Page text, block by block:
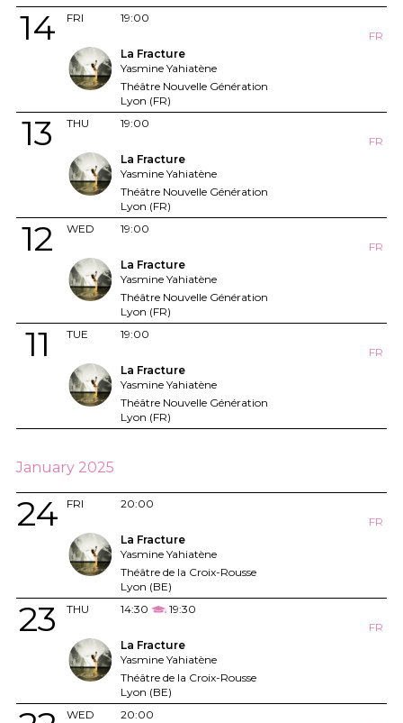
FRI
14
19:00
FR
La Fracture
Yasmine Yahiatène
Théâtre Nouvelle Génération
Lyon (FR)
THU
13
19:00
FR
La Fracture
Yasmine Yahiatène
Théâtre Nouvelle Génération
Lyon (FR)
WED
12
19:00
FR
La Fracture
Yasmine Yahiatène
Théâtre Nouvelle Génération
Lyon (FR)
TUE
11
19:00
FR
La Fracture
Yasmine Yahiatène
Théâtre Nouvelle Génération
Lyon (FR)
January 2025
FRI
24
20:00
FR
La Fracture
Yasmine Yahiatène
Théâtre de la Croix-Rousse
Lyon (BE)
THU
23 14:30
19:30
FR
La Fracture
Yasmine Yahiatène
Théâtre de la Croix-Rousse
Lyon (BE)
WED
20:00